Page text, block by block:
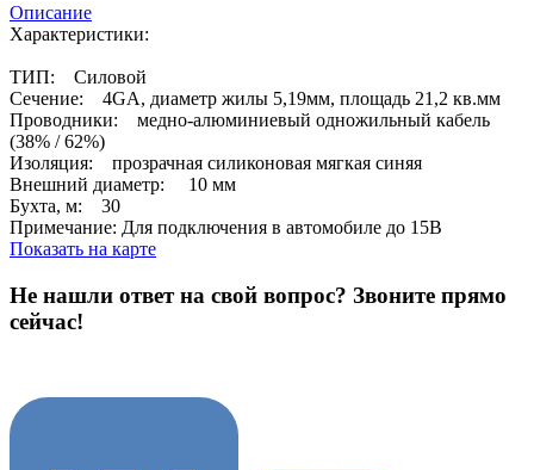
Описание
Характеристики:
ТИП: Силовой
Сечение: 4GA, диаметр жилы 5,19мм, площадь 21,2 кв.мм
Проводники: медно-алюминиевый одножильный кабель
(38% / 62%)
Изоляция: прозрачная силиконовая мягкая синяя
Внешний диаметр: 10 мм
Бухта, м: 30
Примечание: Для подключения в автомобиле до 15В
Показать на карте
Не нашли ответ на свой вопрос? Звоните прямо
сейчас!